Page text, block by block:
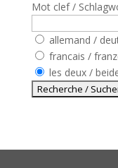
Mot clef /
allemand /
francais /
les deux /